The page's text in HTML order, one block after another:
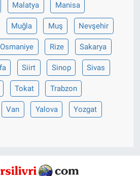
Malatya Manisa
Muğla Muş Nevşehir
Osmaniye Rize Sakarya
Siirt Sinop Sivas
Tokat Trabzon
Van Yalova Yozgat